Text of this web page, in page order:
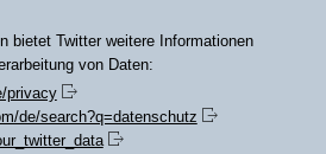
bietet Twitter weitere Informationen
von Daten:
privacy
de/search?q=datenschutz